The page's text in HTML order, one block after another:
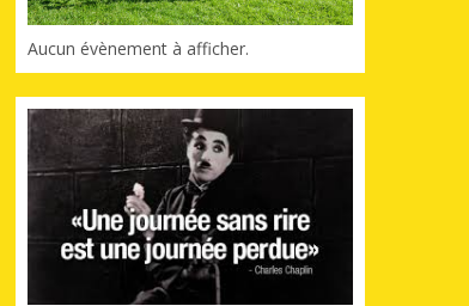
Aucun évènement à afficher.